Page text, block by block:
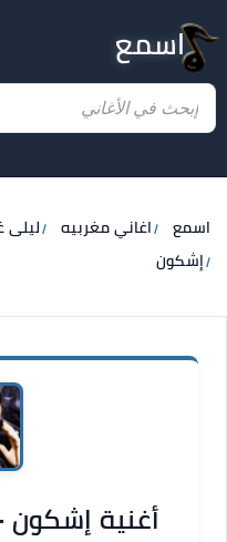
اسمع
اسمع اغاني مغربيه ليلى
إشكون
أغنية إشكون